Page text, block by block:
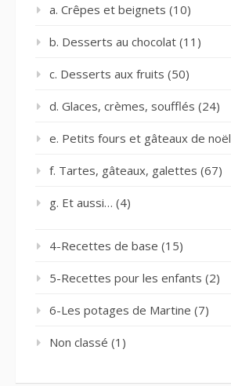
a. Crêpes et beignets (10)
b. Desserts au chocolat (11)
c. Desserts aux fruits (50)
d. Glaces, crèmes, soufflés (24)
e. Petits fours et gâteaux de noël
f. Tartes, gâteaux, galettes (67)
g. Et aussi… (4)
4-Recettes de base (15)
5-Recettes pour les enfants (2)
6-Les potages de Martine (7)
Non classé (1)